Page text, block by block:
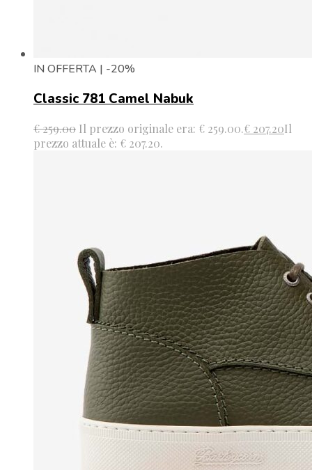
IN OFFERTA | -20%
Classic 781 Camel Nabuk
€259.00 Il prezzo originale era: € 259.00.€ 207.20Il
prezzo attuale è: € 207.20.